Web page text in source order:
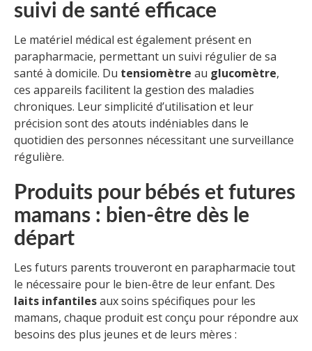
suivi de santé efficace
Le matériel médical est également présent en
parapharmacie, permettant un suivi régulier de sa
santé à domicile. Du tensiomètre au glucomètre,
ces appareils facilitent la gestion des maladies
chroniques. Leur simplicité d’utilisation et leur
précision sont des atouts indéniables dans le
quotidien des personnes nécessitant une surveillance
régulière.
Produits pour bébés et futures
mamans : bien-être dès le
départ
Les futurs parents trouveront en parapharmacie tout
le nécessaire pour le bien-être de leur enfant. Des
laits infantilesaux soins spécifiques pour les
mamans, chaque produit est conçu pour répondre aux
besoins des plus jeunes et de leurs mères :